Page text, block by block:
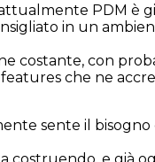
PDM è
in un
costante, con
che ne
sente il
costruendo, e già